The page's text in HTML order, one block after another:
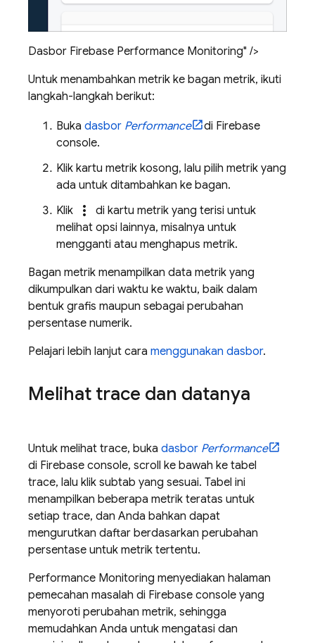
Dasbor Firebase Performance Monitoring" />
Untuk menambahkan metrik ke bagan metrik, ikuti
langkah-langkah berikut:
Buka dasbor Performance di Firebase
console.
Klik kartu metrik kosong, lalu pilih metrik yang
ada untuk ditambahkan ke bagan.
Klik
more_vert
di kartu metrik yang terisi untuk
melihat opsi lainnya, misalnya untuk
mengganti atau menghapus metrik.
Bagan metrik menampilkan data metrik yang
dikumpulkan dari waktu ke waktu, baik dalam
bentuk grafis maupun sebagai perubahan
persentase numerik.
Pelajari lebih lanjut cara menggunakan dasbor.
Melihat trace dan datanya
Untuk melihat trace, buka dasbor Performance
di Firebase console, scroll ke bawah ke tabel
trace, lalu klik subtab yang sesuai. Tabel ini
menampilkan beberapa metrik teratas untuk
setiap trace, dan Anda bahkan dapat
mengurutkan daftar berdasarkan perubahan
persentase untuk metrik tertentu.
Performance Monitoring menyediakan halaman
pemecahan masalah di Firebase console yang
menyoroti perubahan metrik, sehingga
memudahkan Anda untuk mengatasi dan